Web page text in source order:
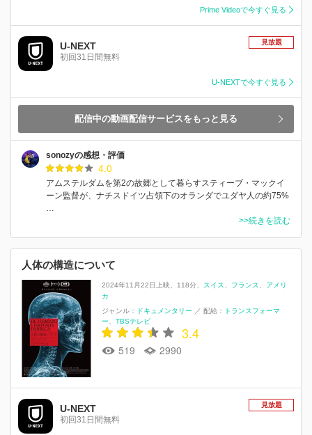
Prime Videoで今すぐ見る
U-NEXT
初回31日間無料
見放題
U-NEXTで今すぐ見る
配信中の動画配信サービスをもっと見る
sonozyの感想・評価
4.0
アムステルダムを第2の故郷として暮らすスティーブ・マックイ
ーン監督が、ナチスドイツ占領下のオランダでユダヤ人の約75%
>>続きを読む
人体の構造について
2024年11月22日上映 118分 スイス フランス
アメリ
カ
ジャンル：
ドキュメンタリー ／ 配給：
トランスフォーマ
ー
TBSテレビ
3.4
519 2990
U-NEXT
初回31日間無料
見放題